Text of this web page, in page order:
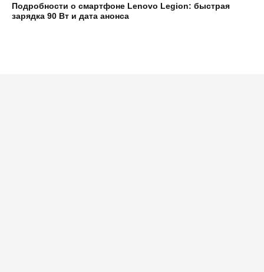
Подробности о смартфоне Lenovo Legion: быстрая
зарядка 90 Вт и дата анонса